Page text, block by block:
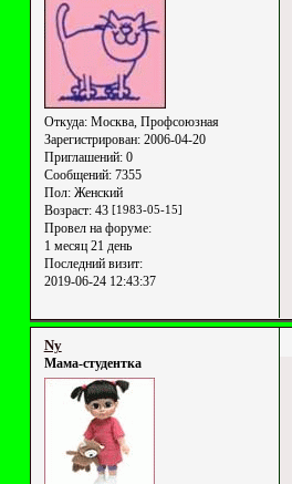
Откуда:Москва, Профсоюзная
Зарегистрирован: 2006-04-20
Приглашений:0
Сообщений:7355
Пол:Женский
Возраст:43 [1983-05-15]
Провел на форуме:
1 месяц 21 день
Последний визит:
2019-06-24 12:43:37
Ny
Мама-студентка